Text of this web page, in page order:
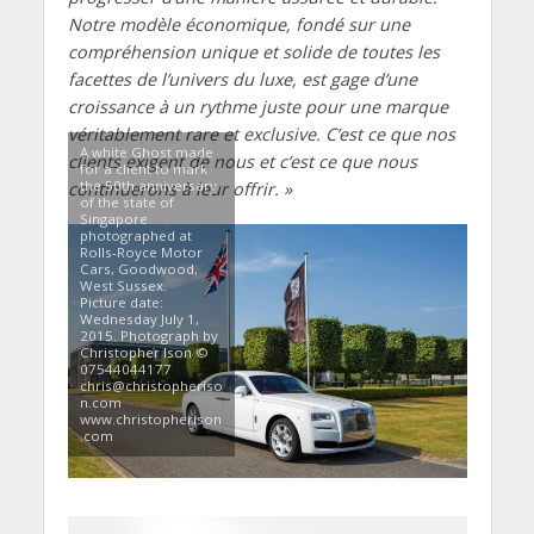
Notre modèle économique, fondé sur une
compréhension unique et solide de toutes les
facettes de l’univers du luxe, est gage d’une
croissance à un rythme juste pour une marque
véritablement rare et exclusive. C’est ce que nos
clients exigent de nous et c’est ce que nous
continuerons à leur offrir. »
A white Ghost made
for a client to mark
the 50th anniversary
of the state of
Singapore
photographed at
Rolls-Royce Motor
Cars, Goodwood,
West Sussex.
Picture date:
Wednesday July 1,
2015. Photograph by
Christopher Ison ©
07544044177
chris@christopheriso
n.com
www.christopherison
.com